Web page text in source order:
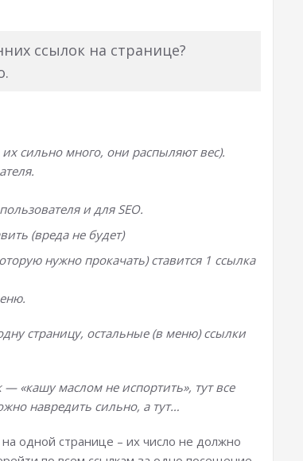
ссылок на странице?
сильно много, они распыляют вес).
и для SEO.
(вреда не будет)
нужно прокачать) ставится 1 ссылка
страницу, остальные (в меню) ссылки
«кашу маслом не испортить», тут все
навредить сильно, а тут…
одной странице – их число не должно